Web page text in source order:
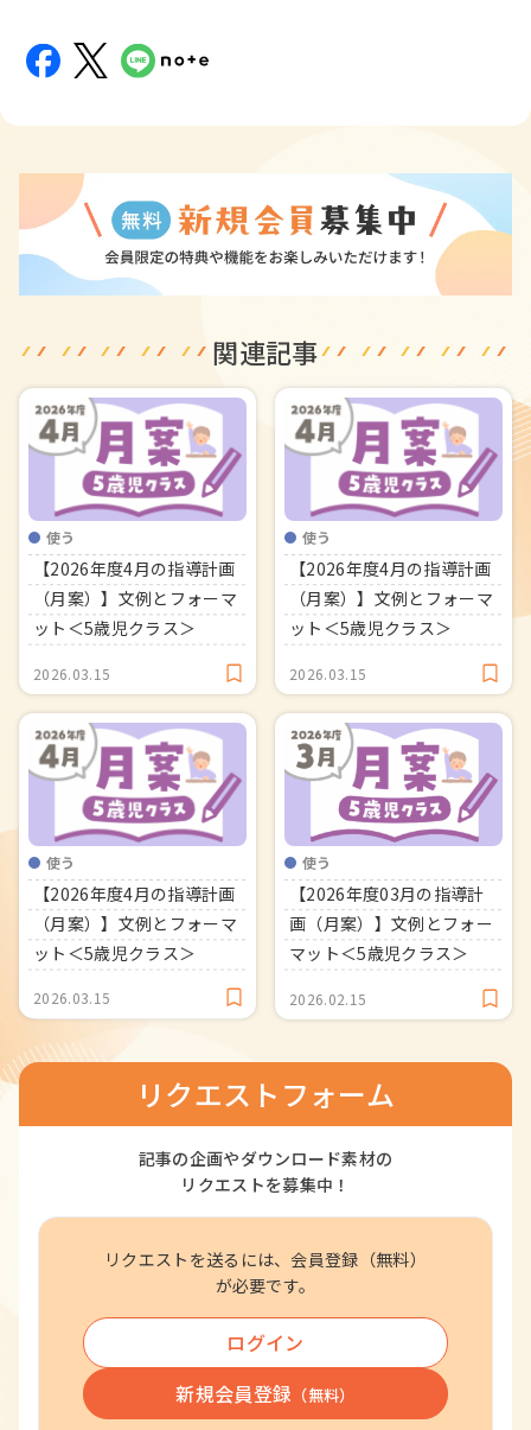
関連記事
使う
【2026年度4月の指導計画
（月案）】文例とフォーマ
ット＜5歳児クラス＞
2026.03.15
使う
【2026年度4月の指導計画
（月案）】文例とフォーマ
ット＜5歳児クラス＞
2026.03.15
使う
【2026年度4月の指導計画
（月案）】文例とフォーマ
ット＜5歳児クラス＞
2026.03.15
使う
【2026年度03月の指導計
画（月案）】文例とフォー
マット＜5歳児クラス＞
2026.02.15
リクエストフォーム
記事の企画やダウンロード素材の
リクエストを募集中！
リクエストを送るには、会員登録（無料）
が必要です。
ログイン
新規会員登録 （無料）